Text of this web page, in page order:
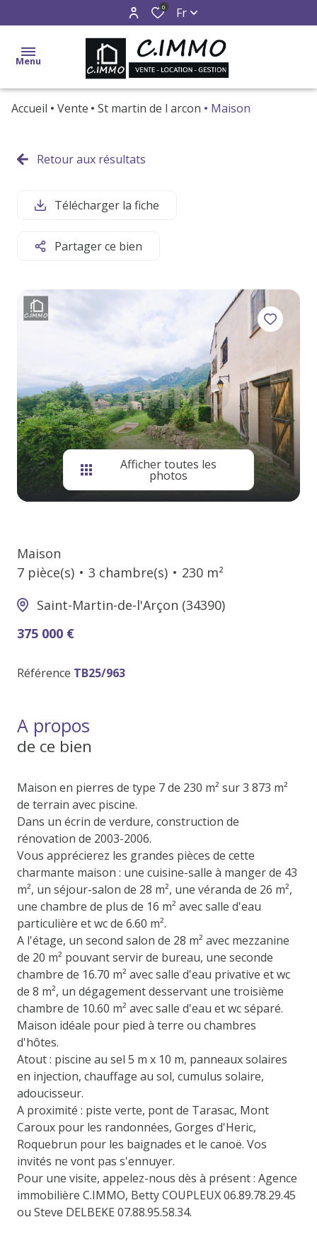
0 Fr
Menu
ventes
gestion
estimation
e-
mail
Accueil Vente St martin de l arcon Maison
Retour aux résultats
Télécharger la fiche
Partager ce bien
Afficher toutes les
photos
Maison
7 pièce(s)
3 chambre(s)
230 m²
Saint-Martin-de-l'Arçon (34390)
375 000 €
Référence TB25/963
A propos
de ce bien
Maison en pierres de type 7 de 230 m² sur 3 873 m²
de terrain avec piscine.
Dans un écrin de verdure, construction de
rénovation de 2003-2006.
Vous apprécierez les grandes pièces de cette
charmante maison : une cuisine-salle à manger de 43
m², un séjour-salon de 28 m², une véranda de 26 m²,
une chambre de plus de 16 m² avec salle d'eau
particulière et wc de 6.60 m².
A l'étage, un second salon de 28 m² avec mezzanine
de 20 m² pouvant servir de bureau, une seconde
chambre de 16.70 m² avec salle d'eau privative et wc
de 8 m², un dégagement desservant une troisième
chambre de 10.60 m² avec salle d'eau et wc séparé.
Maison idéale pour pied à terre ou chambres
d'hôtes.
Atout : piscine au sel 5 m x 10 m, panneaux solaires
en injection, chauffage au sol, cumulus solaire,
adoucisseur.
A proximité : piste verte, pont de Tarasac, Mont
Caroux pour les randonnées, Gorges d'Heric,
Roquebrun pour les baignades et le canoë. Vos
invités ne vont pas s'ennuyer.
Pour une visite, appelez-nous dès à présent : Agence
immobilière C.IMMO, Betty COUPLEUX 06.89.78.29.45
ou Steve DELBEKE 07.88.95.58.34.